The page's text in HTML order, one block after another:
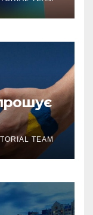
у
TEAM